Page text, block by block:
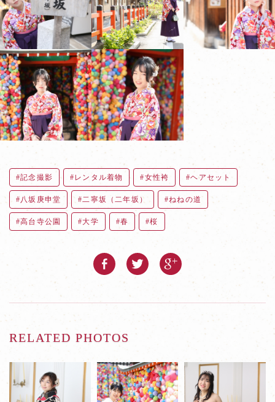
記念撮影 レンタル着物 女性袴 ヘアセット
八坂庚申堂 二寧坂（二年坂） ねねの道
高台寺公園 大学 春 桜
RELATED PHOTOS